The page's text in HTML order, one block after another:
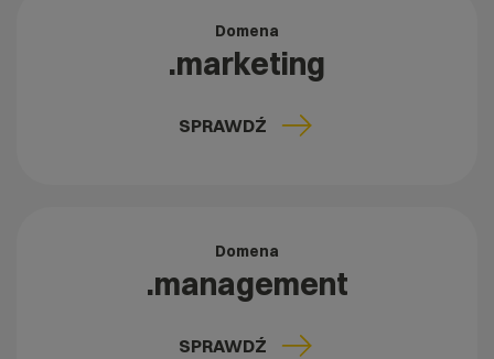
Domena
.marketing
SPRAWDŹ
Domena
.management
SPRAWDŹ